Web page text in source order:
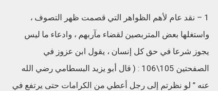
1 – نقد عام لأهم الظواهر التي قصمت ظهر التصوف ،
واستغلها بعض المتربصين لقضاء مآربهم ، وادعاء ما ليس
يجوز شرعا في حق كل إنسان ، يقول ابن عزوز في
الصفحتين 105\106 : ( قال أبو يزيد البسطامي رضي الله
عنه ” لو نظرتم إلى رجل أعطي من الكرامات حتى يرتفع في